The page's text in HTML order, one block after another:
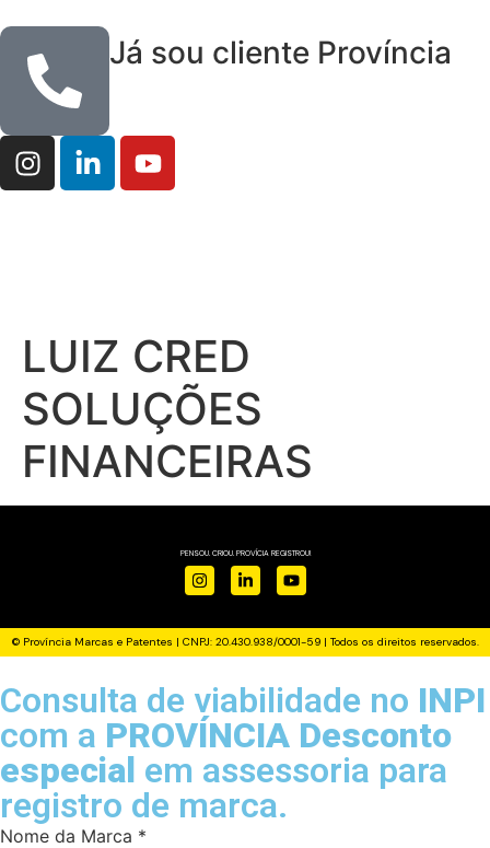
Já sou cliente Província
LUIZ CRED
SOLUÇÕES
FINANCEIRAS
PENSOU. CRIOU. PROVÍCIA REGISTROU!
© Província Marcas e Patentes | CNPJ: 20.430.938/0001-59 | Todos os direitos reservados.
Consulta de viabilidade no INPI
com a PROVÍNCIA Desconto
especial em assessoria para
registro de marca.
Nome da Marca *